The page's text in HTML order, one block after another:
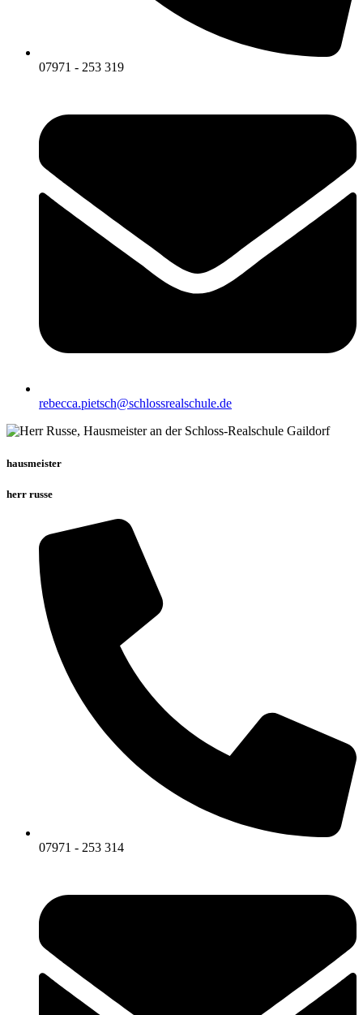
07971 - 253 319
rebecca.pietsch@schlossrealschule.de
hausmeister
herr russe
07971 - 253 314